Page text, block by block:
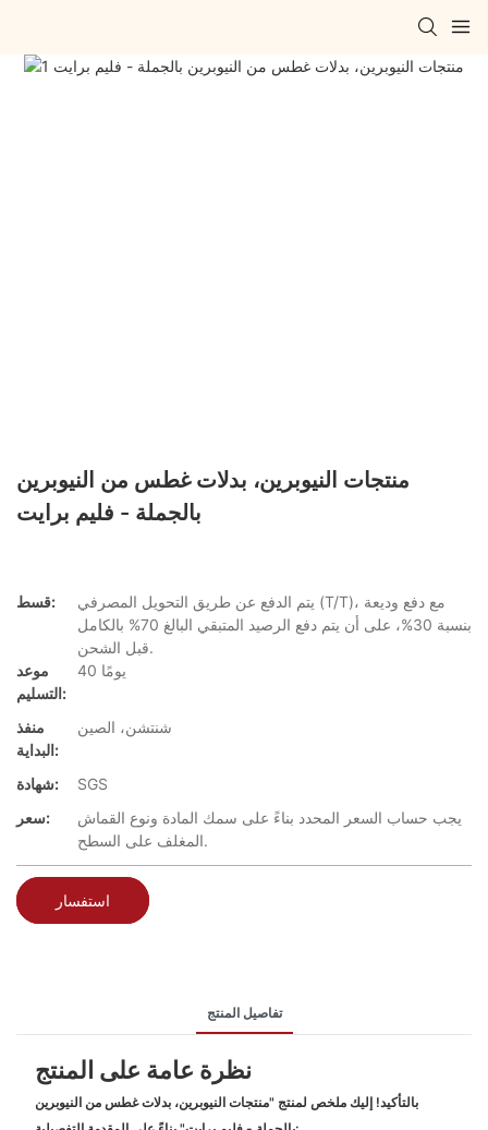
منتجات النيوبرين، بدلات غطس من النيوبرين
بالجملة - فليم برايت
قسط:
يتم الدفع عن طريق التحويل المصرفي (T/T)، مع دفع وديعة
بنسبة 30%، على أن يتم دفع الرصيد المتبقي البالغ 70% بالكامل
قبل الشحن.
موعد
التسليم:
40 يومًا
منفذ
البداية:
شنتشن، الصين
شهادة:
SGS
سعر:
يجب حساب السعر المحدد بناءً على سمك المادة ونوع القماش
المغلف على السطح.
استفسار
تفاصيل المنتج
نظرة عامة على المنتج
بالتأكيد! إليك ملخص لمنتج "منتجات النيوبرين، بدلات غطس من النيوبرين